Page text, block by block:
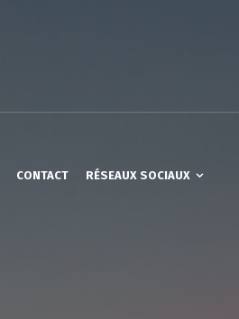
CONTACT RÉSEAUX SOCIAUX